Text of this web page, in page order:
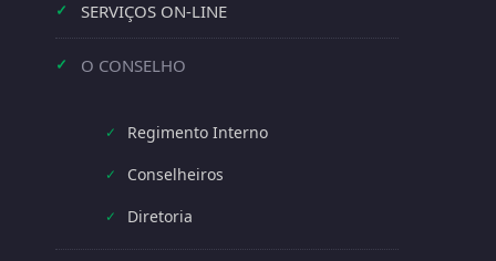
✓ SERVIÇOS ON-LINE
✓ O CONSELHO
✓ Regimento Interno
✓ Conselheiros
✓ Diretoria